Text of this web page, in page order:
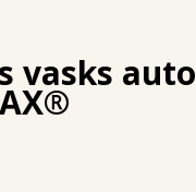
vasks auto